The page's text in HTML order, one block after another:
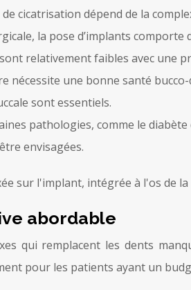
cicatrisation dépend de la
la pose d’implants comporte
relativement faibles avec une
nécessite une bonne santé
sont essentiels.
pathologies, comme le
envisagées.
abordable
qui remplacent les dents
pour les patients ayant un